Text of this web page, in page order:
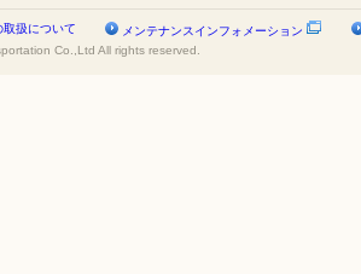
取扱について
メンテナンスインフォメーション
Co.,Ltd All rights reserved.